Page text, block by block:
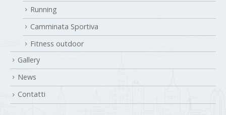
Running
Camminata Sportiva
Fitness outdoor
Gallery
News
Contatti